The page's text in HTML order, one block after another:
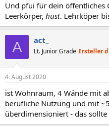
Und pfui für dein öffentliches
Leerkörper, hust. Lehrköper
A act_
Lt. Junior Grade Ersteller
4. August 2020
ist Wohnraum, 4 Wände mit
berufliche Nutzung und mit
überdimensioniert - das sollte